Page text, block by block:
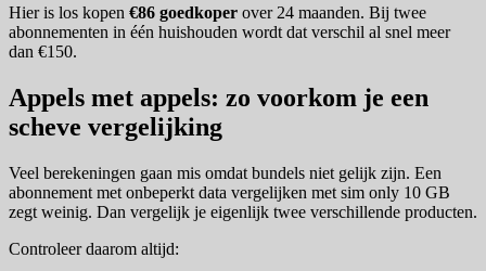
Hier is los kopen €86 goedkoper over 24 maanden. Bij twee
abonnementen in één huishouden wordt dat verschil al snel meer
dan €150.
Appels met appels: zo voorkom je een
scheve vergelijking
Veel berekeningen gaan mis omdat bundels niet gelijk zijn. Een
abonnement met onbeperkt data vergelijken met sim only 10 GB
zegt weinig. Dan vergelijk je eigenlijk twee verschillende producten.
Controleer daarom altijd: